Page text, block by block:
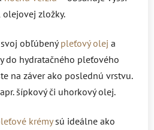
zložky.
obľúbený pleťový olej a
do hydratačného pleťového
na záver ako poslednú vrstvu.
šípkový či uhorkový olej.
krémy sú ideálne ako